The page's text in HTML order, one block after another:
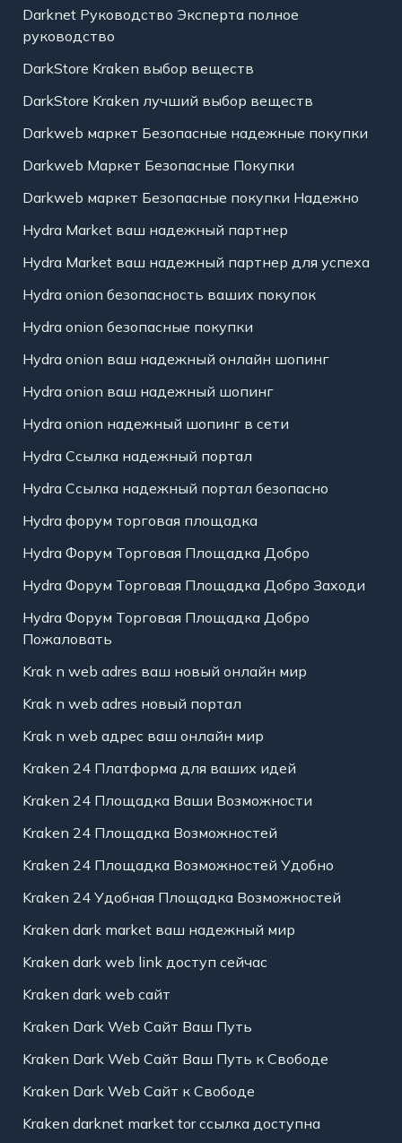
Darknet Руководство Эксперта полное
руководство
DarkStore Kraken выбор веществ
DarkStore Kraken лучший выбор веществ
Darkweb маркет Безопасные надежные покупки
Darkweb Маркет Безопасные Покупки
Darkweb маркет Безопасные покупки Надежно
Hydra Market ваш надежный партнер
Hydra Market ваш надежный партнер для успеха
Hydra onion безопасность ваших покупок
Hydra onion безопасные покупки
Hydra onion ваш надежный онлайн шопинг
Hydra onion ваш надежный шопинг
Hydra onion надежный шопинг в сети
Hydra Ссылка надежный портал
Hydra Ссылка надежный портал безопасно
Hydra форум торговая площадка
Hydra Форум Торговая Площадка Добро
Hydra Форум Торговая Площадка Добро Заходи
Hydra Форум Торговая Площадка Добро
Пожаловать
Krak n web adres ваш новый онлайн мир
Krak n web adres новый портал
Krak n web адрес ваш онлайн мир
Kraken 24 Платформа для ваших идей
Kraken 24 Площадка Ваши Возможности
Kraken 24 Площадка Возможностей
Kraken 24 Площадка Возможностей Удобно
Kraken 24 Удобная Площадка Возможностей
Kraken dark market ваш надежный мир
Kraken dark web link доступ сейчас
Kraken dark web сайт
Kraken Dark Web Сайт Ваш Путь
Kraken Dark Web Сайт Ваш Путь к Свободе
Kraken Dark Web Сайт к Свободе
Kraken darknet market tor ссылка доступна